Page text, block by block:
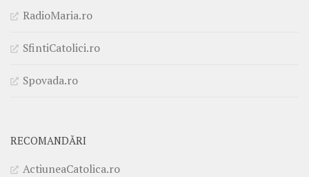
RadioMaria.ro
SfintiCatolici.ro
Spovada.ro
RECOMANDĂRI
ActiuneaCatolica.ro